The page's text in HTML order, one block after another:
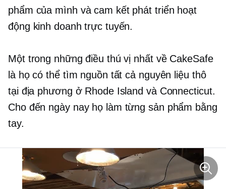
phẩm của mình và cam kết phát triển hoạt
động kinh doanh trực tuyến.
Một trong những điều thú vị nhất về CakeSafe
là họ có thể tìm nguồn tất cả nguyên liệu thô
tại địa phương ở Rhode Island và Connecticut.
Cho đến ngày nay họ làm từng sản phẩm bằng
tay.